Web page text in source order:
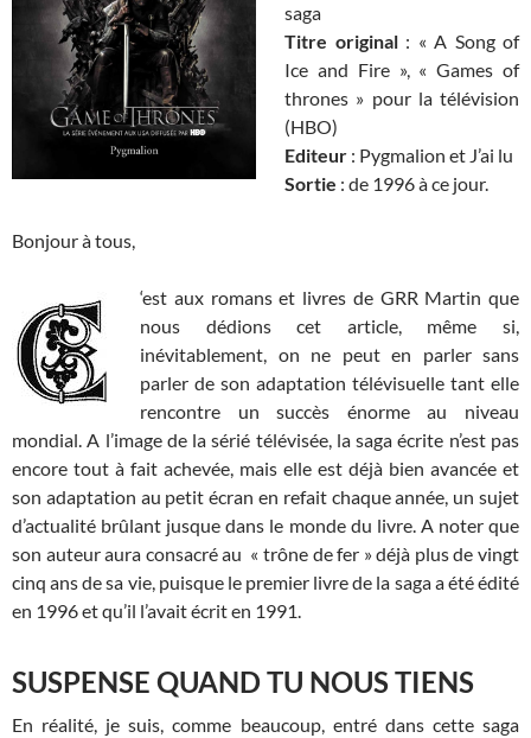
saga
Titre original: « A Song of
Ice and Fire », « Games of
thrones » pour la télévision
(HBO)
Editeur : Pygmalion et J’ai lu
Sortie : de 1996 à ce jour.
Bonjour à tous,
‘est aux romans et livres de GRR Martin que
nous dédions cet article, même si,
inévitablement, on ne peut en parler sans
parler de son adaptation télévisuelle tant elle
rencontre un succès énorme au niveau
mondial. A l’image de la sérié télévisée, la saga écrite n’est pas
encore tout à fait achevée, mais elle est déjà bien avancée et
son adaptation au petit écran en refait chaque année, un sujet
d’actualité brûlant jusque dans le monde du livre. A noter que
son auteur aura consacré au « trône de fer » déjà plus de vingt
cinq ans de sa vie, puisque le premier livre de la saga a été édité
en 1996 et qu’il l’avait écrit en 1991.
SUSPENSE QUAND TU NOUS TIENS
En réalité, je suis, comme beaucoup, entré dans cette saga